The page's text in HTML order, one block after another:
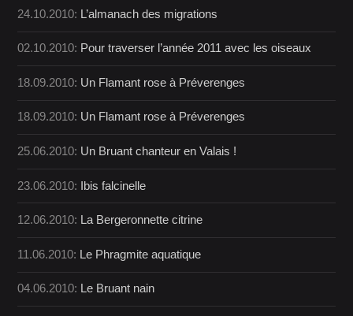
24.10.2010: L’almanach des migrations
02.10.2010: Pour traverser l’année 2011 avec les oiseaux
18.09.2010: Un Flamant rose à Préverenges
18.09.2010: Un Flamant rose à Préverenges
25.06.2010: Un Bruant chanteur en Valais !
23.06.2010: Ibis falcinelle
12.06.2010: La Bergeronnette citrine
11.06.2010: Le Phragmite aquatique
04.06.2010: Le Bruant nain